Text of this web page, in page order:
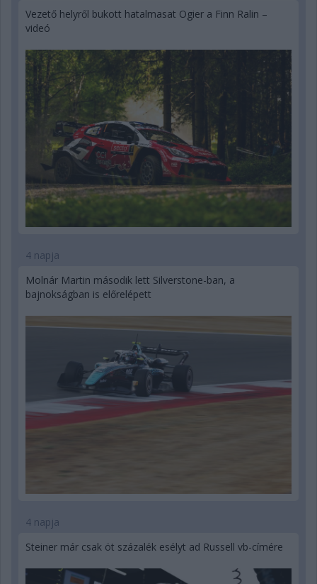
Vezető helyről bukott hatalmasat Ogier a Finn Ralin –
videó
4 napja
Molnár Martin második lett Silverstone-ban, a
bajnokságban is előrelépett
4 napja
Steiner már csak öt százalék esélyt ad Russell vb-címére